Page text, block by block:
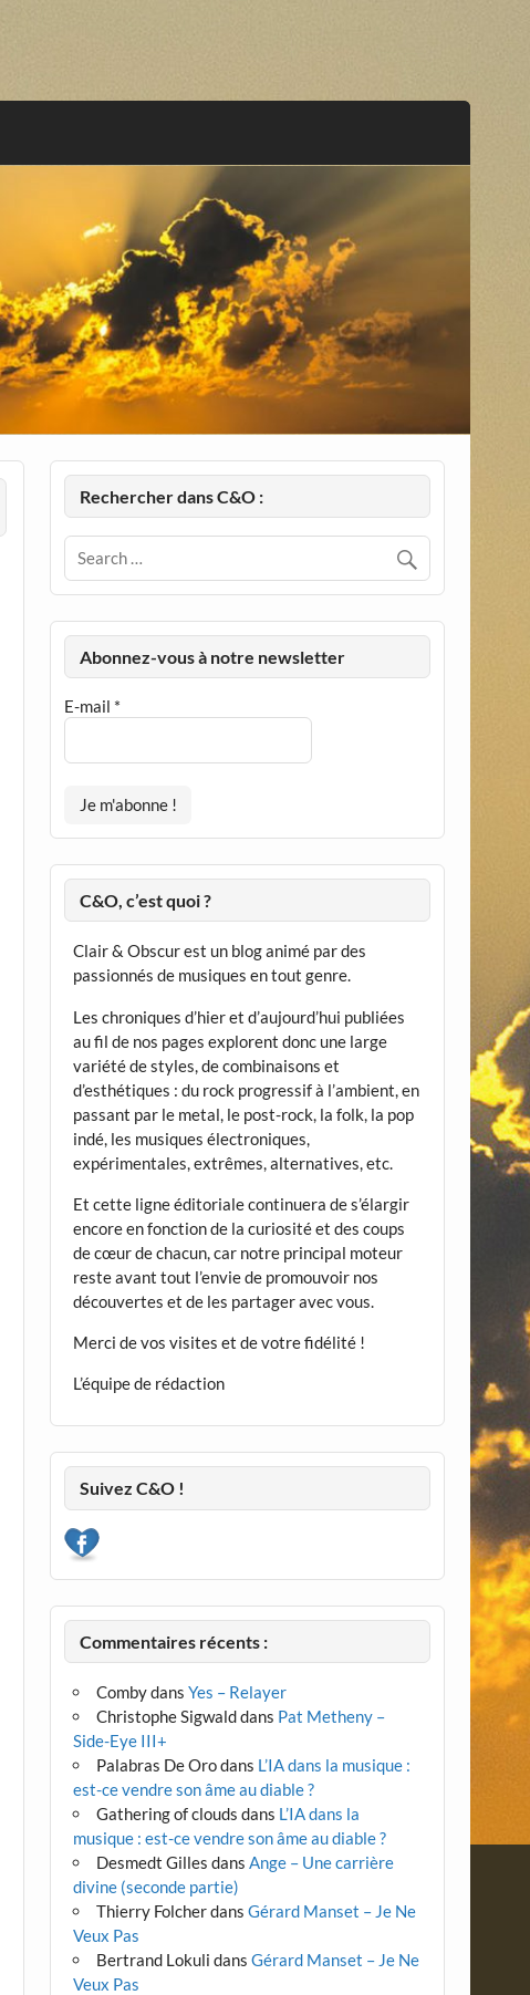
Rechercher dans C&O :
Abonnez-vous à notre newsletter
E-mail *
C&O, c’est quoi ?
Clair & Obscur est un blog animé par des
passionnés de musiques en tout genre.
Les chroniques d’hier et d’aujourd’hui publiées
au fil de nos pages explorent donc une large
variété de styles, de combinaisons et
d’esthétiques : du rock progressif à l’ambient, en
passant par le metal, le post-rock, la folk, la pop
indé, les musiques électroniques,
expérimentales, extrêmes, alternatives, etc.
Et cette ligne éditoriale continuera de s’élargir
encore en fonction de la curiosité et des coups
de cœur de chacun, car notre principal moteur
reste avant tout l’envie de promouvoir nos
découvertes et de les partager avec vous.
Merci de vos visites et de votre fidélité !
L’équipe de rédaction
Suivez C&O !
Commentaires récents :
CombydansYes – Relayer
Christophe Sigwalddans Pat Metheny –
Side-Eye III+
Palabras De Orodans L’IA dans la musique :
est-ce vendre son âme au diable ?
Gathering of clouds dans L’IA dans la
musique : est-ce vendre son âme au diable ?
Desmedt Gilles dansAnge – Une carrière
divine (seconde partie)
Thierry FolcherdansGérard Manset – Je Ne
Veux Pas
Bertrand Lokuli dansGérard Manset – Je Ne
Veux Pas